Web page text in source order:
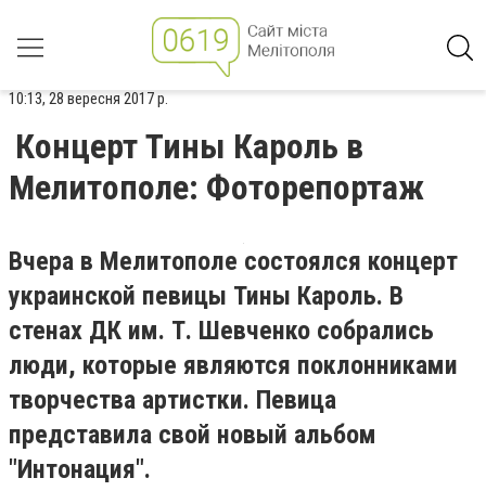
10:13, 28 вересня 2017 р.
Концерт Тины Кароль в
Мелитополе: Фоторепортаж
Вчера в Мелитополе состоялся концерт
украинской певицы Тины Кароль. В
стенах ДК им. Т. Шевченко собрались
люди, которые являются поклонниками
творчества артистки. Певица
представила свой новый альбом
"Интонация".